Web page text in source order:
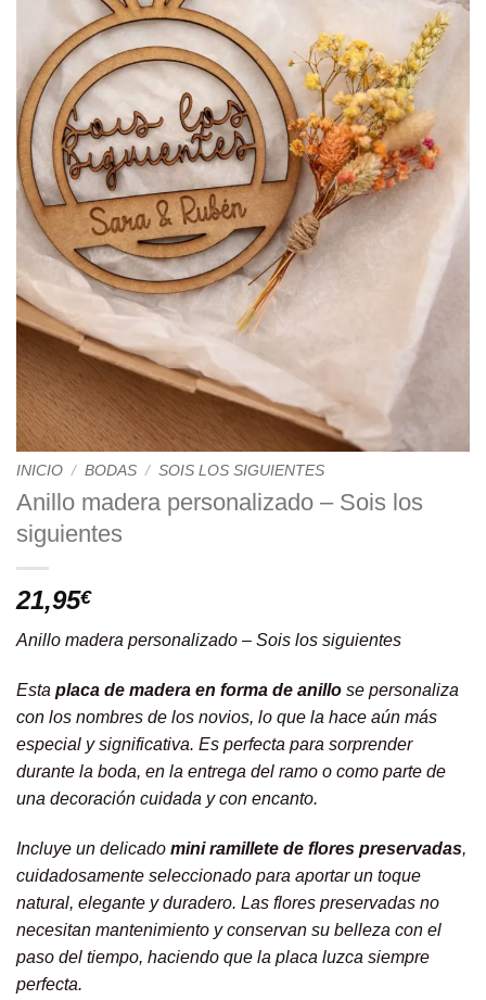
INICIO / BODAS / SOIS LOS SIGUIENTES
Anillo madera personalizado – Sois los
siguientes
21,95€
Anillo madera personalizado – Sois los siguientes
Esta placa de madera en forma de anillo se personaliza
con los nombres de los novios, lo que la hace aún más
especial y significativa. Es perfecta para sorprender
durante la boda, en la entrega del ramo o como parte de
una decoración cuidada y con encanto.
Incluye un delicado mini ramillete de flores preservadas,
cuidadosamente seleccionado para aportar un toque
natural, elegante y duradero. Las flores preservadas no
necesitan mantenimiento y conservan su belleza con el
paso del tiempo, haciendo que la placa luzca siempre
perfecta.